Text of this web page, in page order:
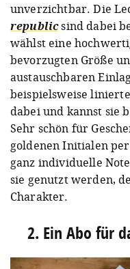
unverzichtbar. Die
republicsind dabei
wählst eine
bevorzugten Größe
austauschbaren
beispielsweise
dabei und kannst sie
Sehr schön für
goldenen Initialen
ganz individuelle
sie genutzt werden,
Charakter.
2. Ein Abo für